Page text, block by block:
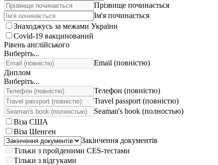
Прізвище починається
Ім'я починається
Знаходжусь за межами України
Covid-19 вакцинований
Рівень англійського
Виберіть...
Email (повністю)
Диплом
Виберіть...
Телефон (повністю)
Travel passport (повністю)
Seaman's book (полностью)
Віза США
Віза Шенген
Закінчення документів
Тільки з пройденими CES-тестами
Тільки з відгуками